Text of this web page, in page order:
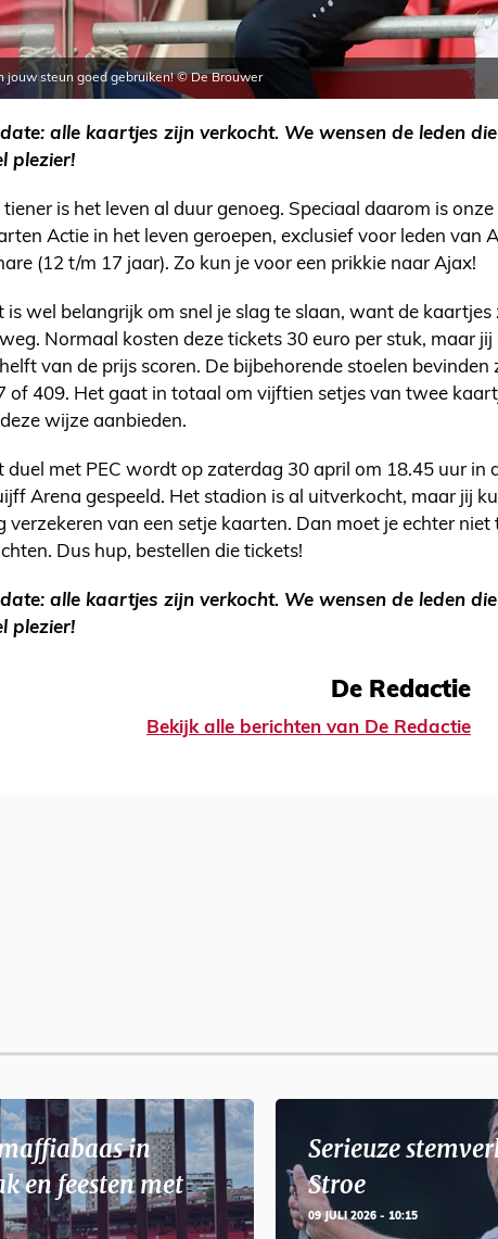
jouw steun goed gebruiken! © De Brouwer
alle kaartjes zijn verkocht. We wensen de leden
plezier!
tiener is het leven al duur genoeg. Speciaal daarom is
Actie in het leven geroepen, exclusief voor leden van
(12 t/m 17 jaar). Zo kun je voor een prikkie naar Ajax!
is wel belangrijk om snel je slag te slaan, want de kaartjes
Normaal kosten deze tickets 30 euro per stuk, maar
van de prijs scoren. De bijbehorende stoelen bevinden
of 409. Het gaat in totaal om vijftien setjes van twee
wijze aanbieden.
duel met PEC wordt op zaterdag 30 april om 18.45 uur in
Arena gespeeld. Het stadion is al uitverkocht, maar jij
verzekeren van een setje kaarten. Dan moet je echter niet
Dus hup, bestellen die tickets!
alle kaartjes zijn verkocht. We wensen de leden
plezier!
De Redactie
Bekijk alle berichten van De Redactie
in
en feesten met
Serieuze
Stroe
09 JULI 2026 - 10:15